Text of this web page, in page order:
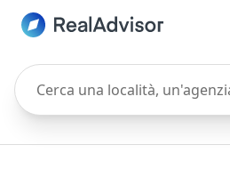
Cerca una località, un'agenzia o